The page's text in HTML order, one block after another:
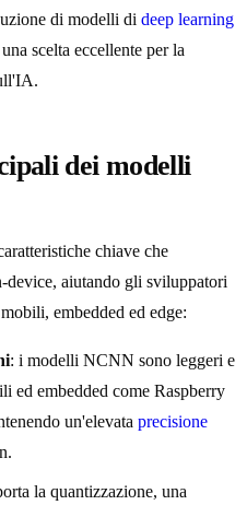
di modelli di deep learning
scelta eccellente per la
dei modelli
chiave che
device, aiutando gli sviluppatori
embedded ed edge:
: i modelli NCNN sono leggeri e
ed embedded come Raspberry
un'elevata precisione
la quantizzazione, una